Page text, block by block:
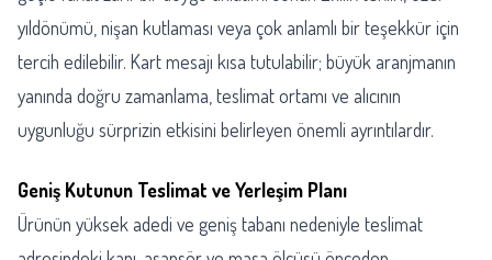
yıldönümü, nişan kutlaması veya çok anlamlı bir teşekkür için
tercih edilebilir. Kart mesajı kısa tutulabilir; büyük aranjmanın
yanında doğru zamanlama, teslimat ortamı ve alıcının
uygunluğu sürprizin etkisini belirleyen önemli ayrıntılardır.
Geniş Kutunun Teslimat ve Yerleşim Planı
Ürünün yüksek adedi ve geniş tabanı nedeniyle teslimat